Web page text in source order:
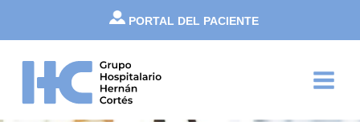
contenido
PORTAL DEL PACIENTE
Menu